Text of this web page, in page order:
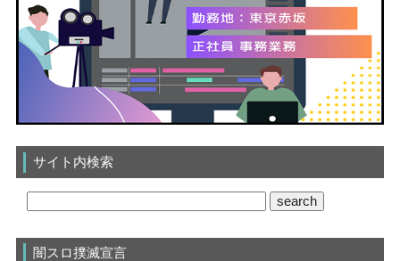
サイト内検索
闇スロ撲滅宣言